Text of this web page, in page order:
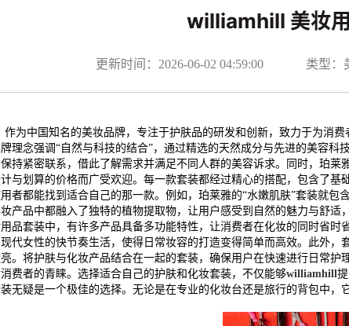
williamhill 美妆
更新时间：2026-06-02 04:59:00 类型：
作为中国知名的美妆品牌，专注于护肤品的研发和创新，致力于为
理念强调“自然与科技的结合”，通过精选的天然成分与先进的美容
持紧密联系，借此了解需求并满足不同人群的美容诉求。同时，珀莱
与划算的价格而广受欢迎。每一款套装都经过精心的搭配，包含了
者都能找到适合自己的那一款。例如，珀莱雅的“水嫩肌肤”套装就
产品中都融入了独特的植物提取物，让用户感受到自然的魅力与舒适
品套装中，有许多产品具备多功能特性，让消费者在化妆的同时省
代女性的快节奏生活，使得日常妆容的打造变得简单而高效。此外，
。将护肤与化妆产品结合在一起的套装，确保用户在快速进行日常
费者的青睐。选择适合自己的护肤和化妆套装，不仅能够williamhill
无疑是一个极佳的选择。无论是在专业的化妆台还是旅行的背包中